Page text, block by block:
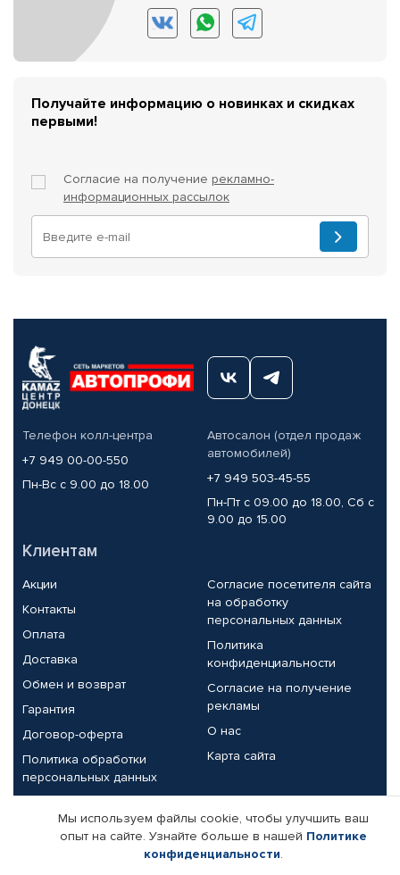
Получайте информацию о новинках и скидках
первыми!
Согласие на получение рекламно-
информационных рассылок
Телефон колл-центра
+7 949 00-00-550
Пн-Вс с 9.00 до 18.00
Автосалон (отдел продаж
автомобилей)
+7 949 503-45-55
Пн-Пт с 09.00 до 18.00, Сб с
9.00 до 15.00
Клиентам
Акции
Контакты
Оплата
Доставка
Обмен и возврат
Гарантия
Договор-оферта
Политика обработки
персональных данных
Согласие посетителя сайта
на обработку
персональных данных
Политика
конфиденциальности
Согласие на получение
рекламы
О нас
Карта сайта
Партнерам
Корпоративным клиентам
Реквизиты компании
Мы используем файлы cookie, чтобы улучшить ваш
опыт на сайте. Узнайте больше в нашей Политике
конфиденциальности.